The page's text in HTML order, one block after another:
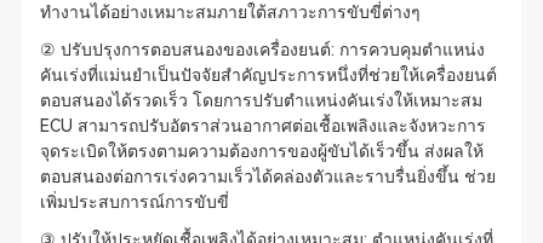
ทำงานได้อย่างเหมาะสมภายใต้สภาวะการขับขี่ต่างๆ
② ปรับปรุงการตอบสนองของเครื่องยนต์: การควบคุมตำแหน่ง
คันเร่งที่แม่นยำเป็นปัจจัยสำคัญประการหนึ่งที่ช่วยให้เครื่องยนต์
ตอบสนองได้รวดเร็ว โดยการปรับตำแหน่งคันเร่งให้เหมาะสม
ECU สามารถปรับอัตราส่วนอากาศต่อเชื้อเพลิงและจังหวะการ
จุดระเบิดให้ตรงตามความต้องการของผู้ขับได้เร็วขึ้น ส่งผลให้
ตอบสนองต่อการเร่งความเร็วได้คล่องตัวและราบรื่นยิ่งขึ้น ช่วย
เพิ่มประสบการณ์การขับขี่